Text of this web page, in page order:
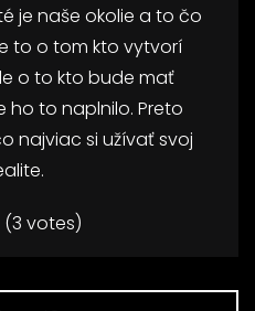
je naše okolie a to čo
to o tom kto vytvorí
o to kto bude mať
ho to naplnilo. Preto
najviac si užívať svoj
votes)